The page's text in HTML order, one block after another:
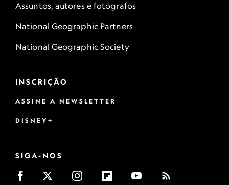
Assuntos, autores e fotógrafos
National Geographic Partners
National Geographic Society
INSCRIÇÃO
ASSINE A NEWSLETTER
DISNEY+
SIGA-NOS